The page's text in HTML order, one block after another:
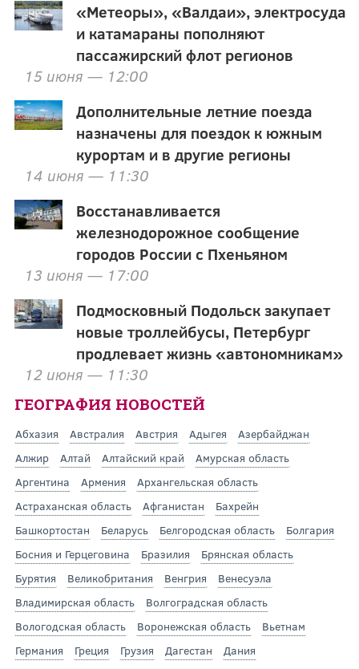
«Метеоры», «Валдаи», электросуда
и катамараны пополняют
пассажирский флот регионов
15 июня — 12:00
Дополнительные летние поезда
назначены для поездок к южным
курортам и в другие регионы
14 июня — 11:30
Восстанавливается
железнодорожное сообщение
городов России с Пхеньяном
13 июня — 17:00
Подмосковный Подольск закупает
новые троллейбусы, Петербург
продлевает жизнь «автономникам»
12 июня — 11:30
ГЕОГРАФИЯ НОВОСТЕЙ
Абхазия Австралия Австрия Адыгея
Азербайджан
Алжир
Алтай Алтайский край
Амурская область
Аргентина
Армения
Архангельская область
Астраханская область
Афганистан
Бахрейн
Башкортостан
Беларусь Белгородская область
Болгария
Босния и Герцеговина
Бразилия
Брянская область
Бурятия
Великобритания Венгрия
Венесуэла
Владимирская область
Волгоградская область
Вологодская область
Воронежская область
Вьетнам
Германия
Греция Грузия Дагестан
Дания